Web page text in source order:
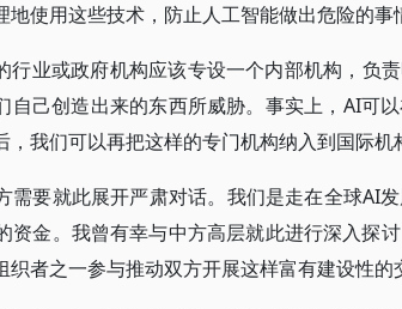
使用这些技术，防止人工智能做出危险的事
行业或政府机构应该专设一个内部机构，负
自己创造出来的东西所威胁。事实上，AI可
我们可以再把这样的专门机构纳入到国际机
需要就此展开严肃对话。我们是走在全球AI
资金。我曾有幸与中方高层就此进行深入探
者之一参与推动双方开展这样富有建设性的